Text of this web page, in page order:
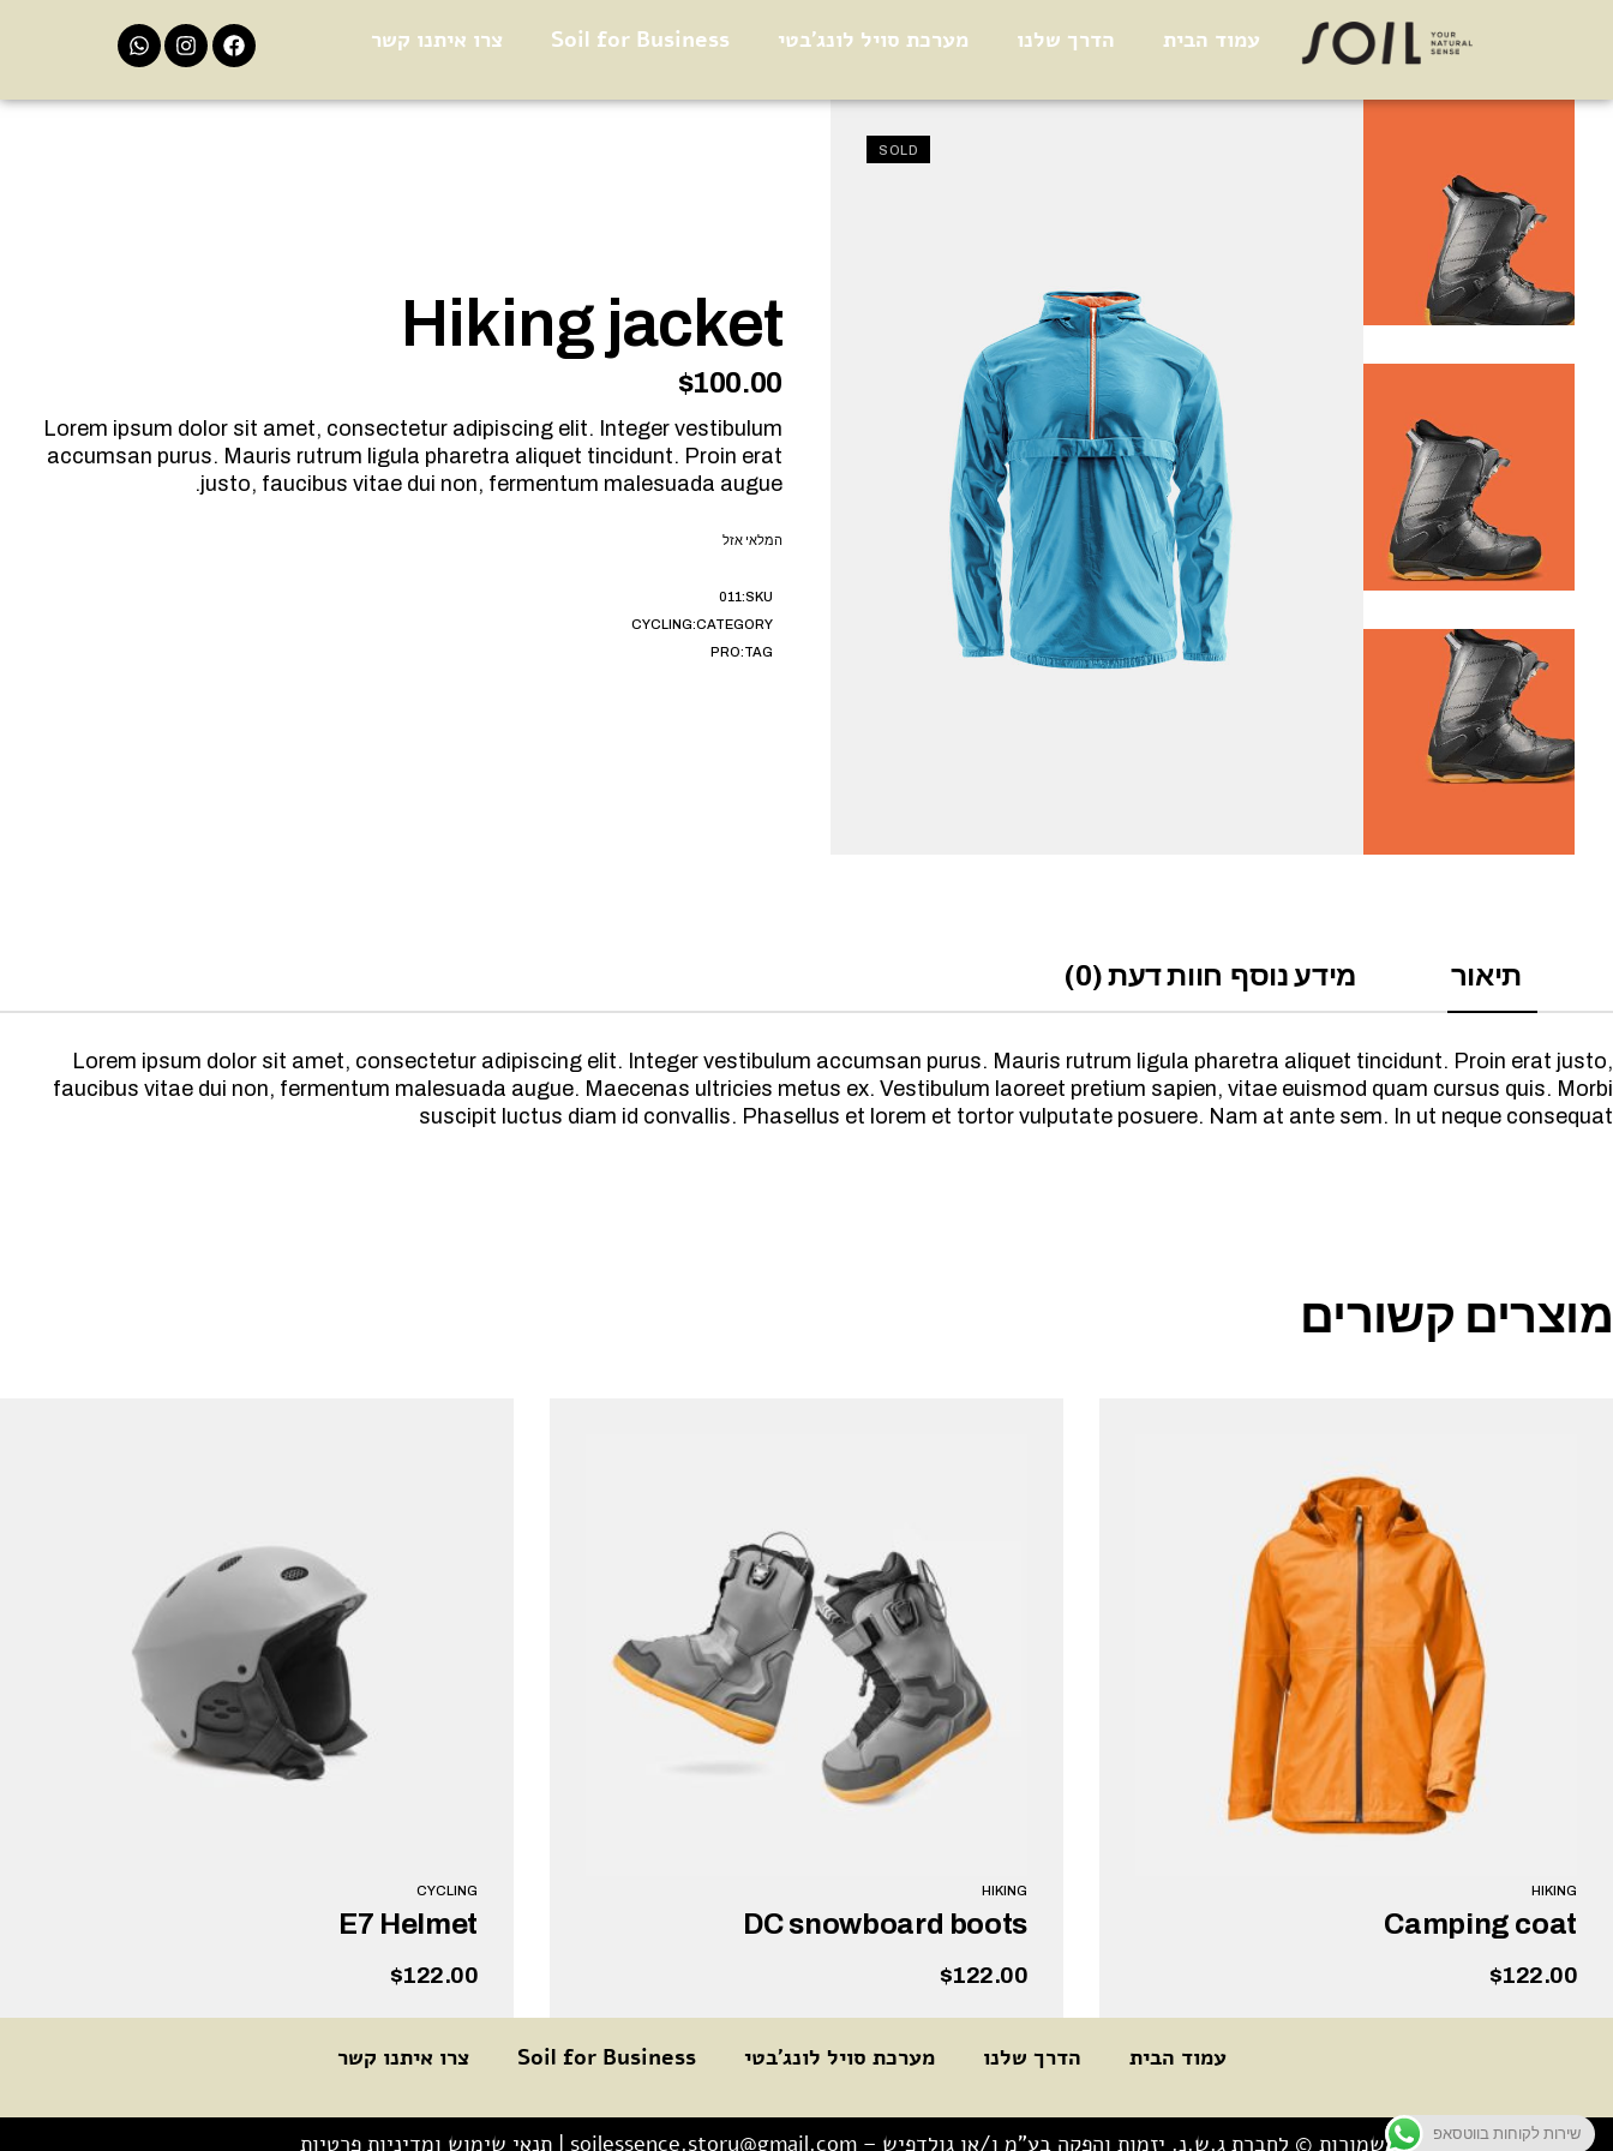
עמוד הבית הדרך שלנו מערכת סויל לונג׳בטי Soil for Business צרו איתנו קשר
SOLD
Hiking jacket
$100.00
Lorem ipsum dolor sit amet, consectetur adipiscing elit. Integer vestibulum
accumsan purus. Mauris rutrum ligula pharetra aliquet tincidunt. Proin erat
justo, faucibus vitae dui non, fermentum malesuada augue.
המלאי אזל
SKU:
011
CATEGORY:
CYCLING
TAG:
PRO
תיאור מידע נוסף חוות דעת (0)
Lorem ipsum dolor sit amet, consectetur adipiscing elit. Integer vestibulum accumsan purus. Mauris rutrum ligula pharetra aliquet tincidunt. Proin erat justo,
faucibus vitae dui non, fermentum malesuada augue. Maecenas ultricies metus ex. Vestibulum laoreet pretium sapien, vitae euismod quam cursus quis. Morbi
suscipit luctus diam id convallis. Phasellus et lorem et tortor vulputate posuere. Nam at ante sem. In ut neque consequat
מוצרים קשורים
HIKING
Camping coat
$122.00
HIKING
DC snowboard boots
$122.00
הוספה לסל
CYCLING
E7 Helmet
$122.00
עמוד הבית הדרך שלנו מערכת סויל לונג׳בטי Soil for Business צרו איתנו קשר
כל הזכויות שמורות © לחברת ג.ש.נ. יזמות והפקה בע"מ ו/או גולדפיש – soilessence.story@gmail.com
| תנאי שימוש ומדיניות פרטיות שירות לקוחות בווטסאפ